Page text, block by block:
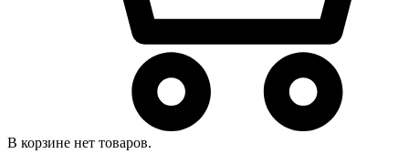
В корзине нет товаров.